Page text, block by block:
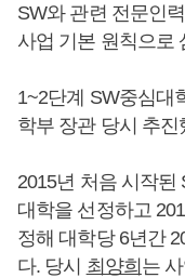
SW와 관련 전문인
사업 기본 원칙으로
1~2단계 SW중심대
학부 장관 당시 추
2015년 처음 시작된
대학을 선정하고
정해 대학당 6년간
다. 당시 최양희 는